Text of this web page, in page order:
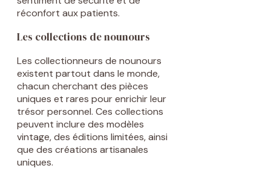
réconfort aux patients.
Les collections de nounours
Les collectionneurs de nounours
existent partout dans le monde,
chacun cherchant des pièces
uniques et rares pour enrichir leur
trésor personnel. Ces collections
peuvent inclure des modèles
vintage, des éditions limitées, ainsi
que des créations artisanales
uniques.